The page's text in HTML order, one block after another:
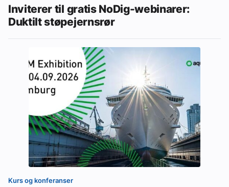
Inviterer til gratis NoDig-webinarer:
Duktilt støpejernsrør
Kurs og konferanser